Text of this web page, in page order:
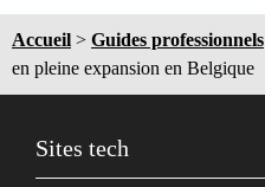
Accueil > Guides professionnels
en pleine expansion en Belgique
Sites tech